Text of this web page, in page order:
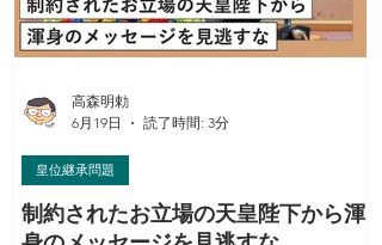
民」という位置付けになっている（改正案第3条）。こ
れに伴い内親王·女王も、皇統譜に登録されているにも
かかわらず、住民登録も義務付けられる（改正案第4
国民も「家族の身分は同じ」という原則によって身分
の変更が行われる。だから、皇族
制約されたお立場の天皇陛下から渾
皇位継承問題
高森明勅
6月19日
読了時間: 3分